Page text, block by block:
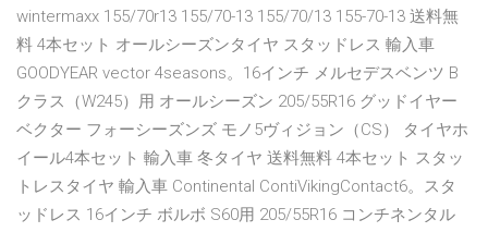
wintermaxx 155/70r13 155/70-13 155/70/13 155-70-13 送料無
料 4本セット オールシーズンタイヤ スタッドレス 輸入車
GOODYEAR vector 4seasons。16インチ メルセデスベンツ B
クラス（W245）用 オールシーズン 205/55R16 グッドイヤー
ベクター フォーシーズンズ モノ5ヴィジョン（CS） タイヤホ
イール4本セット 輸入車 冬タイヤ 送料無料 4本セット スタッ
トレスタイヤ 輸入車 Continental ContiVikingContact6。スタ
ッドレス 16インチ ボルボ S60用 205/55R16 コンチネンタル